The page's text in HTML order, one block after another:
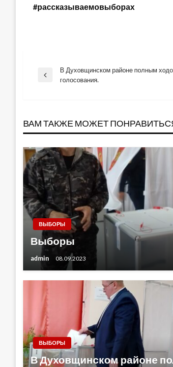
#рассказываемовыборах
Навигация
записям
Previous
В Духовщинском районе полным
голосования.
ВАМ ТАКЖЕ МОЖЕТ
ВЫБОРЫ
Выборы
admin 08.09.2023
ВЫБОРЫ
В Духовщинском районе